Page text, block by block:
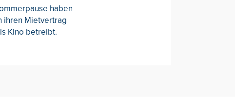
haben
ihren Mietvertrag
Kino betreibt.